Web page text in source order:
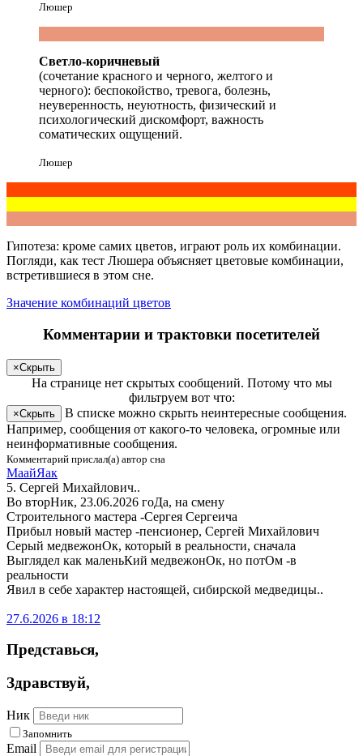
Люшер
Светло-коричневый
(сочетание красного и черного, желтого и
черного): беспокойство, тревога, болезнь,
неуверенность, неуютность, физический и
психологический дискомфорт, важность
соматических ощущений.
Люшер
Гипотеза: кроме самих цветов, играют роль их комбинации.
Погляди, как тест Люшера объясняет цветовые комбинации,
встретившиеся в этом сне.
Значение комбинаций цветов
Комментарии и трактовки посетителей
×Скрыть
На странице нет скрытых сообщений. Потому что мы
фильтруем вот что:
×Скрыть
В списке можно скрыть неинтересные сообщения.
Например, сообщения от какого-то человека, огромные или
неинформативные сообщения.
Комментарий прислал(а) автор сна
МаайЯак
5. Сергей Михайлович..
Во вторНик, 23.06.2026 гоДа, на смену
Строительного мастера -Сергея Сергеича
Прибыл новый мастер -пенсионер, Сергей Михайлович
Серый медвежонОк, который в реальности, сначала
Выглядел как маленьКий медвежонОк, но потОм -в
реальности
Явил в себе характер настоящей, сибирской медведицы..
27.6.2026 в 18:12
Представься,
Здравствуй,
Ник
Запомнить
Email